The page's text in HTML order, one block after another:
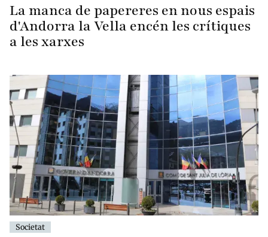
La manca de papereres en nous espais
d'Andorra la Vella encén les crítiques
a les xarxes
Societat